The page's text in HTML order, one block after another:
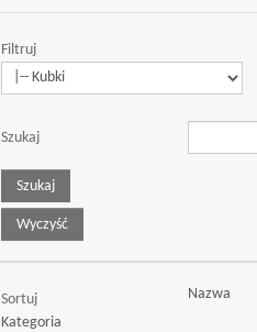
Filtruj
Szukaj
Sortuj
Nazwa
Kategoria